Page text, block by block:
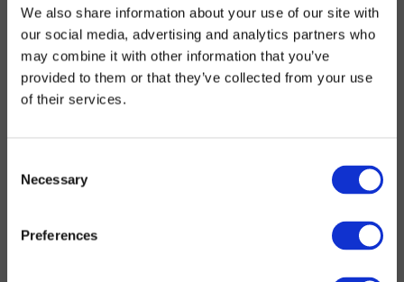
We also share information about your use of our site with
our social media, advertising and analytics partners who
may combine it with other information that you’ve
provided to them or that they’ve collected from your use
of their services.
Selection
Necessary
Preferences